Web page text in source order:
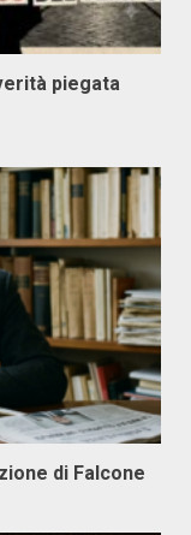
piegata
di Falcone